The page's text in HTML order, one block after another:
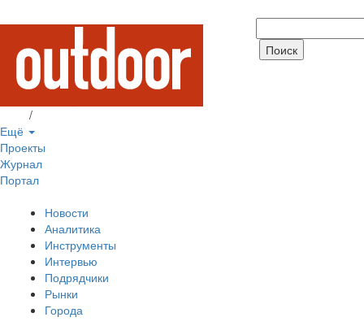
/
Ещё
Проекты
Журнал
Портал
Новости
Аналитика
Инструменты
Интервью
Подрядчики
Рынки
Города